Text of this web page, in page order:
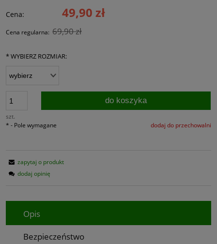
Cena: 49,90 zł
Cena regularna: 69,90 zł
*WYBIERZ ROZMIAR:
szt.
do koszyka
dodaj do przechowalni
* - Pole wymagane
zapytaj o produkt
dodaj opinię
Opis
Bezpieczeństwo